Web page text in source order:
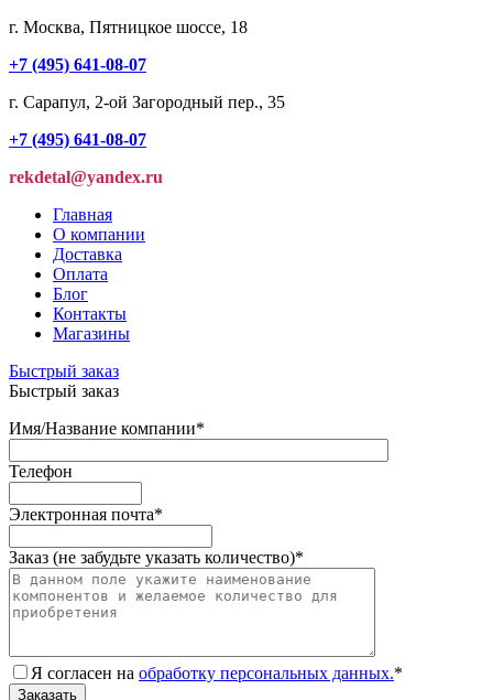
г. Москва, Пятницкое шоссе, 18
+7 (495) 641-08-07
г. Сарапул, 2-ой Загородный пер., 35
+7 (495) 641-08-07
rekdetal@yandex.ru
Главная
О компании
Доставка
Оплата
Блог
Контакты
Магазины
Быстрый заказ
Быстрый заказ
Имя/Название компании*
Телефон
Электронная почта*
Заказ (не забудьте указать количество)*
Я согласен на обработку персональных данных.*